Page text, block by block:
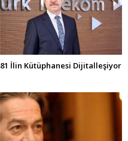
81 İlin Kütüphanesi Dijitalleşiyor